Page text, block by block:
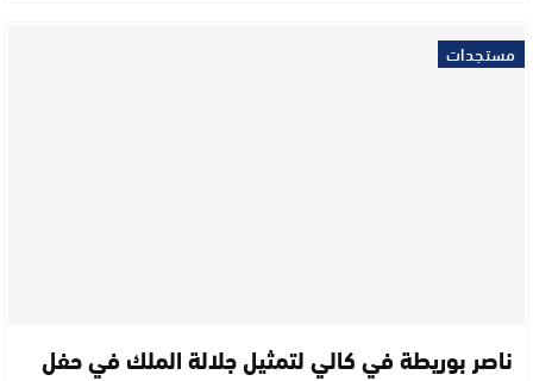
مستجدات
ناصر بوريطة في كالي لتمثيل جلالة الملك في حفل